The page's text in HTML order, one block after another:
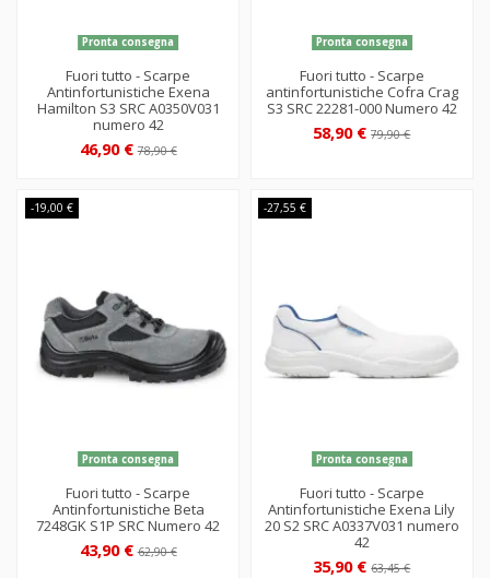
Pronta consegna
Fuori tutto - Scarpe
Antinfortunistiche Exena
Hamilton S3 SRC A0350V031
numero 42
46,90 €78,90 €
Pronta consegna
Fuori tutto - Scarpe
antinfortunistiche Cofra Crag
S3 SRC 22281-000 Numero 42
58,90 €79,90 €
-19,00 €
Pronta consegna
Fuori tutto - Scarpe
Antinfortunistiche Beta
7248GK S1P SRC Numero 42
43,90 €62,90 €
-27,55 €
Pronta consegna
Fuori tutto - Scarpe
Antinfortunistiche Exena Lily
20 S2 SRC A0337V031 numero
42
35,90 €63,45 €